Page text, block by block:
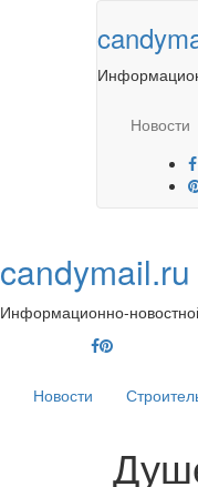
Новости
candymail.ru
Информационно-
Новости